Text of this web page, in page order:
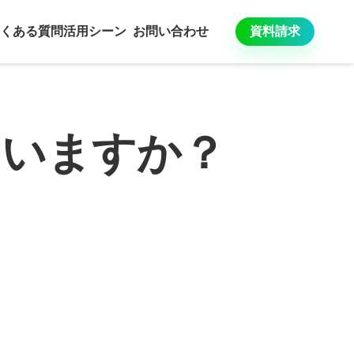
ある質問活用シーン お問い合わせ 資料請求